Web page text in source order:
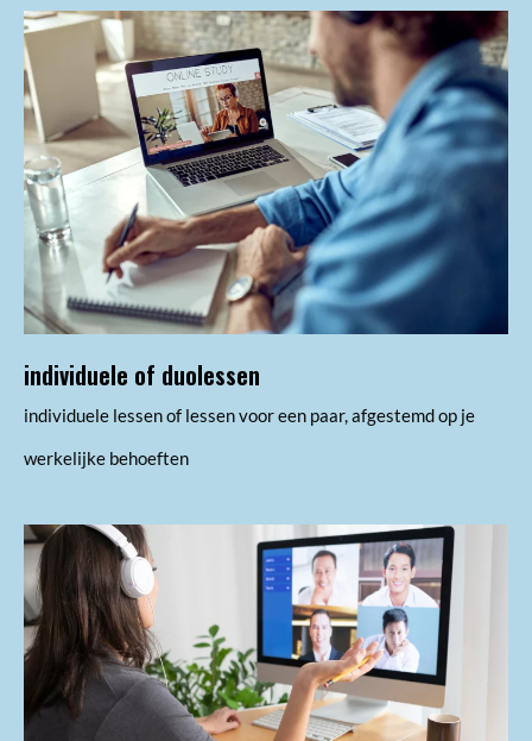
individuele of duolessen
individuele lessen of lessen voor een paar, afgestemd op je
werkelijke behoeften